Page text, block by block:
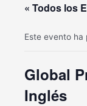
« Todos los
Este evento ha
Global
Inglés